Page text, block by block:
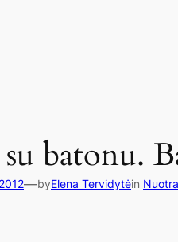
batonu.
—byElena Tervidytėin